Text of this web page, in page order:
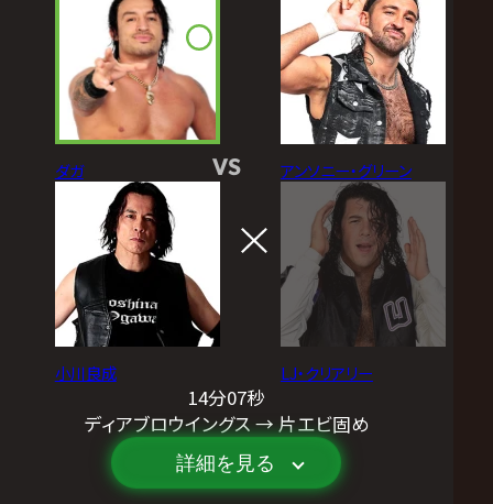
ダガ
小川良成
VS アンソニー・グリーン
LJ・クリアリー
14分07秒
ディアブロウイングス → 片エビ固め
詳細を見る